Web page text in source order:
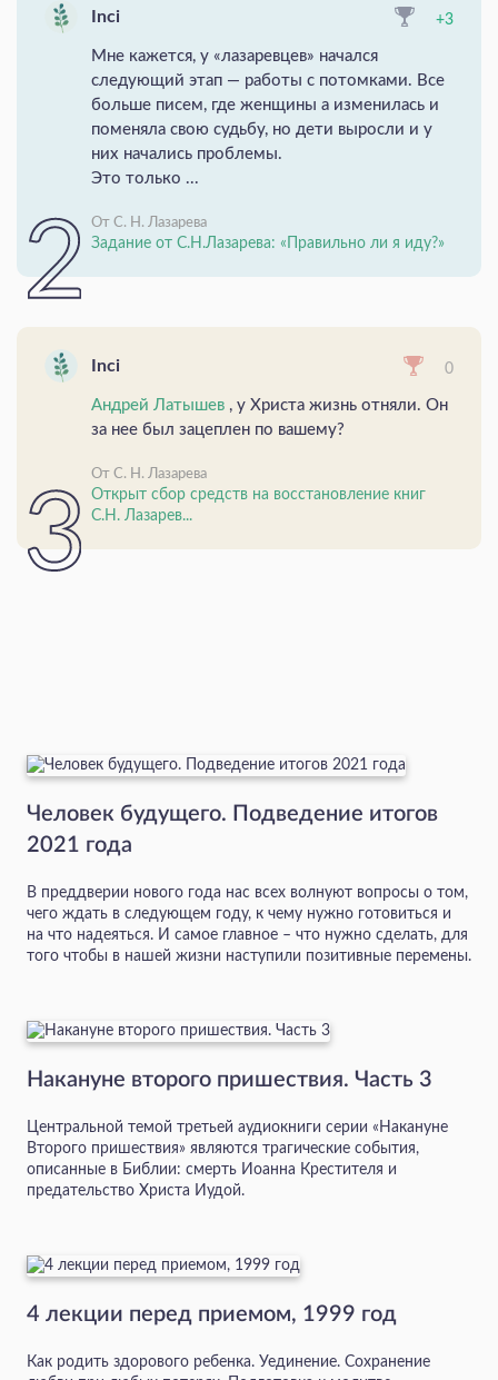
Inci +3
Мне кажется, у «лазаревцев» начался
следующий этап — работы с потомками. Все
больше писем, где женщины а изменилась и
поменяла свою судьбу, но дети выросли и у
них начались проблемы.
Это только ...
От С. Н. Лазарева
Задание от С.Н.Лазарева: «Правильно ли я иду?»
Inci 0
Андрей Латышев , у Христа жизнь отняли. Он
за нее был зацеплен по вашему?
От С. Н. Лазарева
Открыт сбор средств на восстановление книг
С.Н. Лазарев...
Человек будущего. Подведение итогов
2021 года
В преддверии нового года нас всех волнуют вопросы о том,
чего ждать в следующем году, к чему нужно готовиться и
на что надеяться. И самое главное – что нужно сделать, для
того чтобы в нашей жизни наступили позитивные перемены.
Накануне второго пришествия. Часть 3
Центральной темой третьей аудиокниги серии «Накануне
Второго пришествия» являются трагические события,
описанные в Библии: смерть Иоанна Крестителя и
предательство Христа Иудой.
4 лекции перед приемом, 1999 год
Как родить здорового ребенка. Уединение. Сохранение